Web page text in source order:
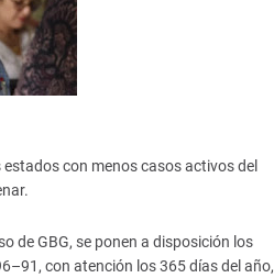
con menos casos activos del
de GBG, se ponen a disposición los
con atención los 365 días del año,